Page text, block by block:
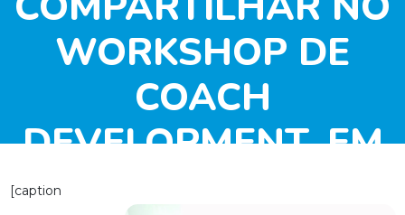
WORKSHOP DE
COACH
DEVELOPMENT, EM
SÃO PAULO/PR
[caption